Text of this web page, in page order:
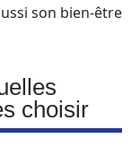
son bien-être
choisir